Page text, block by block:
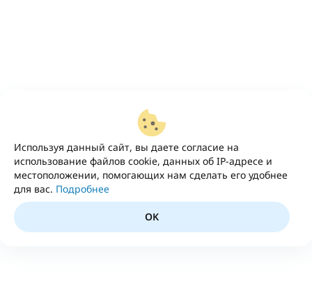
Используя данный сайт, вы даете согласие на
использование файлов cookie, данных об IP-адресе и
местоположении, помогающих нам сделать его удобнее
для вас. Подробнее
OK